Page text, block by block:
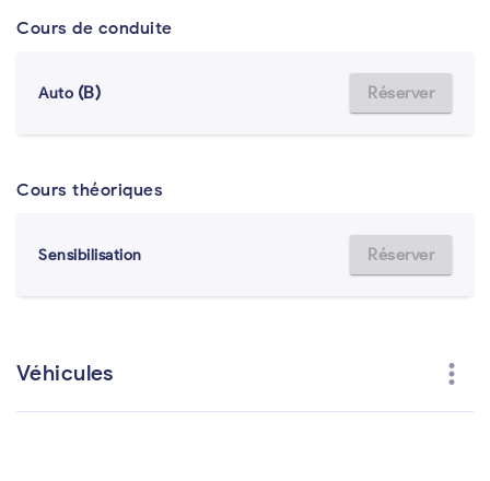
Cours de conduite
Auto (B) Réserver
Cours théoriques
Sensibilisation Réserver
Véhicules more_vert